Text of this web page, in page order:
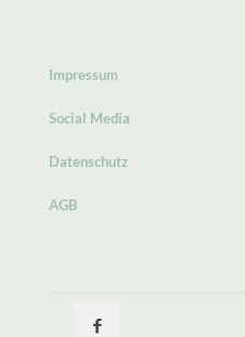
Impressum
Social Media
Datenschutz
AGB